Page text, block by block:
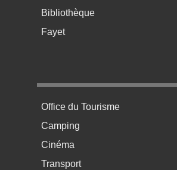
Bibliothèque
Fayet
Menu pratique bas de page 4
Office du Tourisme
Camping
Cinéma
Transport